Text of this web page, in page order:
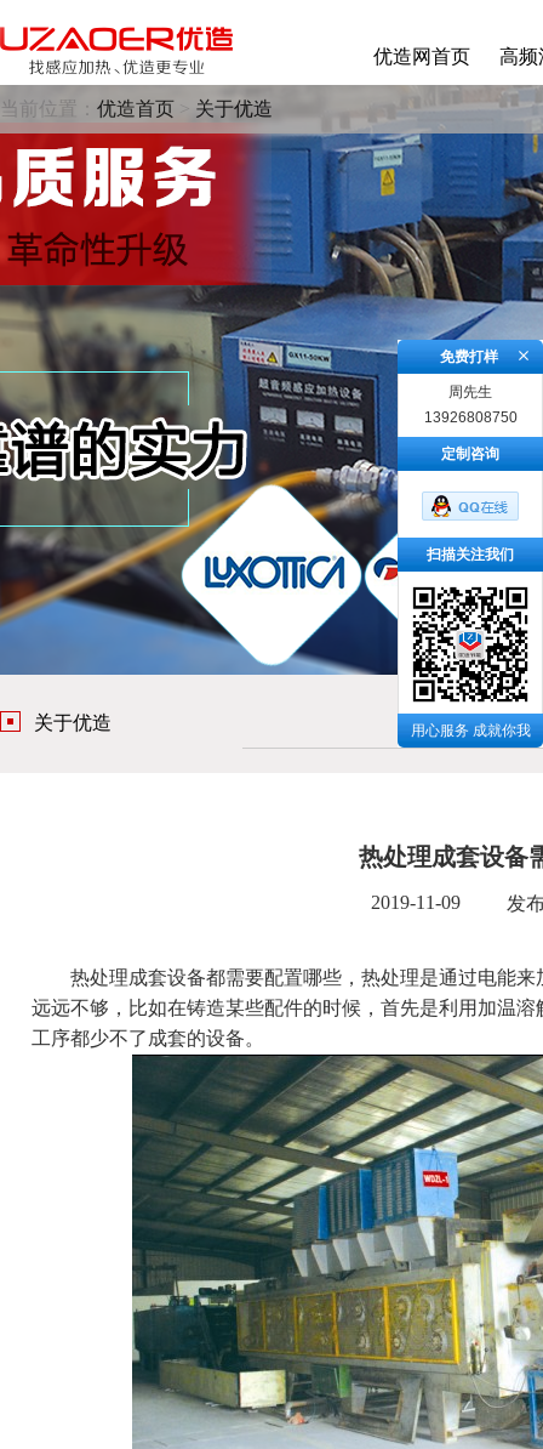
优造网首页 高频
当前位置： 优造首页 > 关于优造
关于优造
热处理成套设备
2019-11-09 发
热处理成套设备都需要配置哪些，热处理是通过电能来
远远不够，比如在铸造某些配件的时候，首先是利用加温
工序都少不了成套的设备。
免费打样
周先生
13926808750
定制咨询
扫描关注我们
用心服务 成就你我